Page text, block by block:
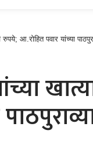
आ.रोहित पवार यांच्या